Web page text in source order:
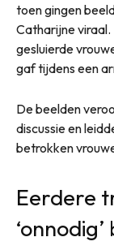
toen gingen
Catharijne
gesluierde
gaf tijdens een
De beelden
discussie en
betrokken
Eerdere